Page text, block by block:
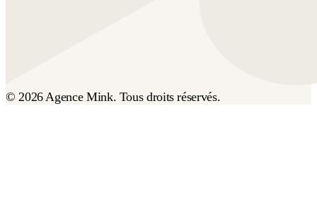
© 2026 Agence Mink. Tous droits réservés.